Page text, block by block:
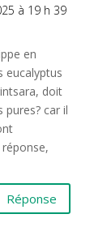
à 19 h 39
en
eucalyptus
doit
pures? car il
Réponse